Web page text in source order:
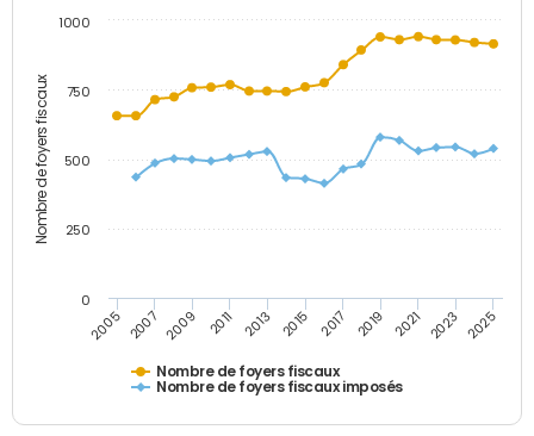
Nombre de foyers fiscaux
Nombre de foyers fiscaux
Nombre de foyers fiscaux imposés
2005 2007 2009 2011 2013 2015 2017 2019 2021 2023 2025
0
250
500
750
1000